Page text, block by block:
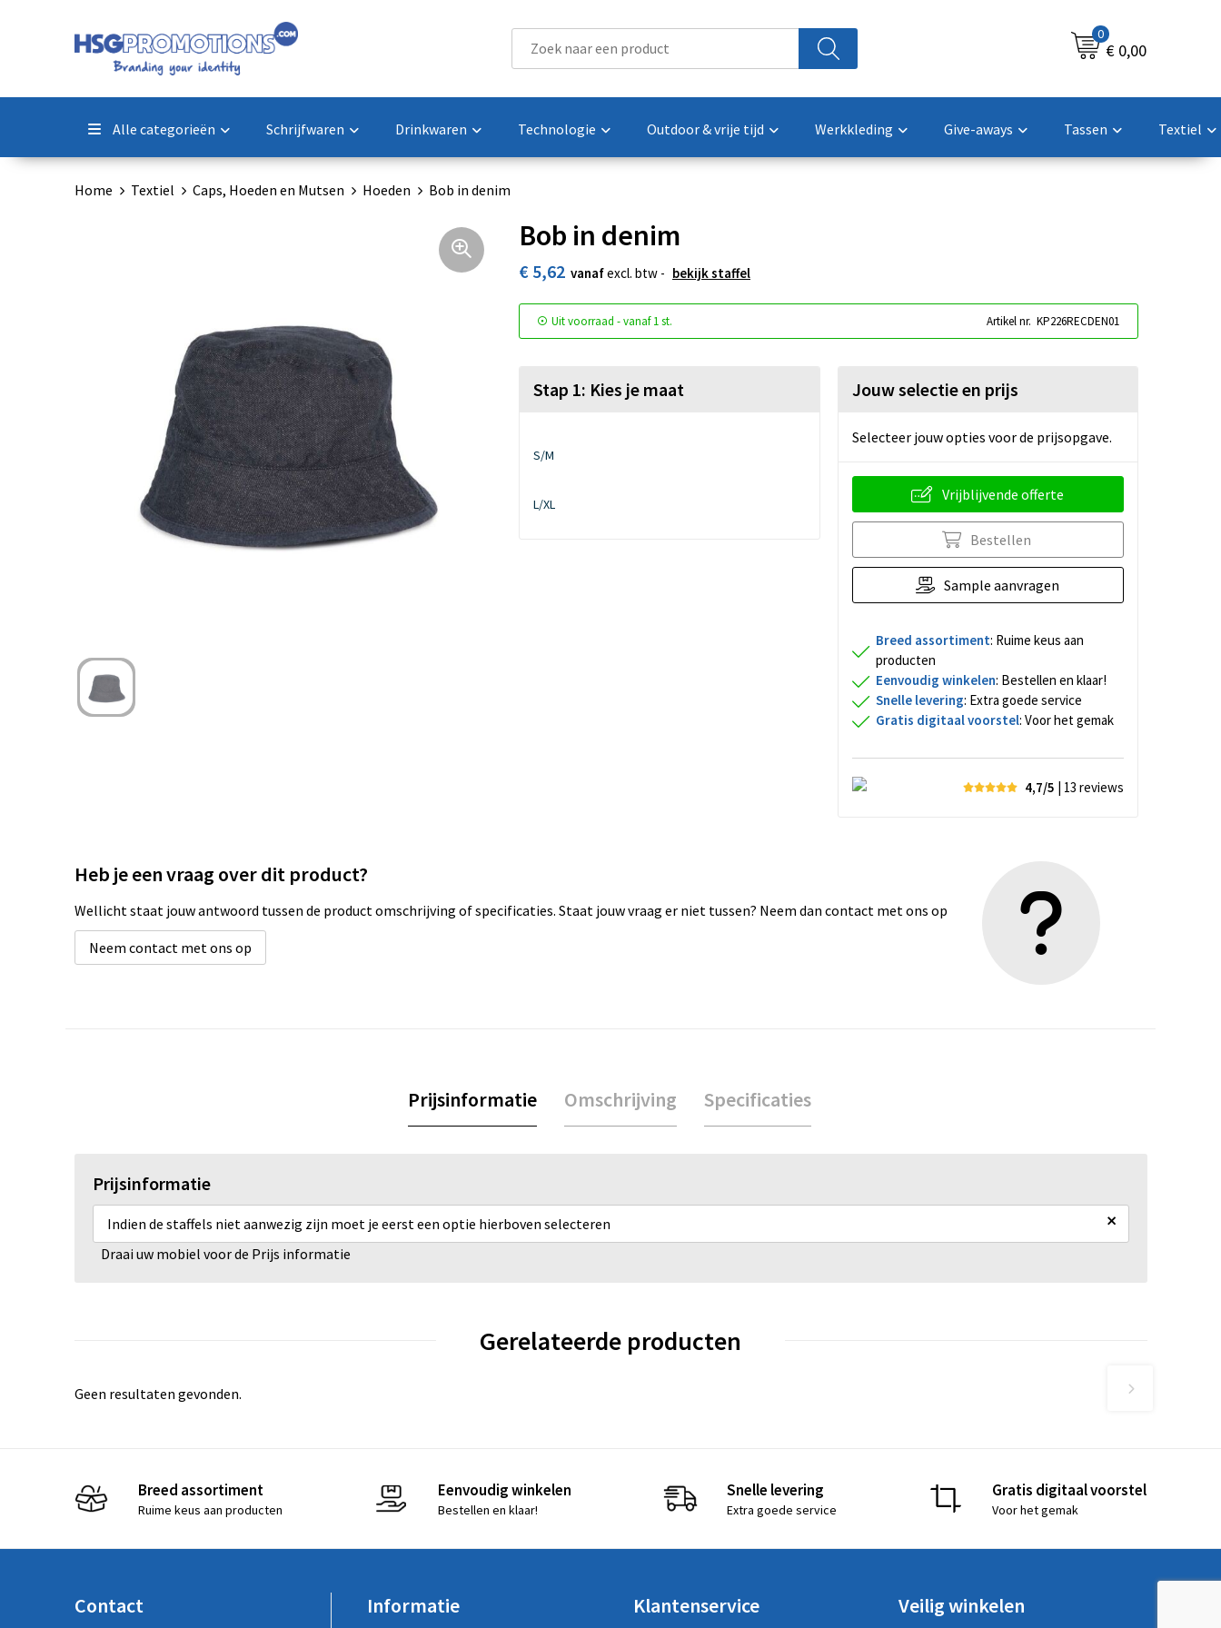
0
€ 0,00
Alle categorieën Schrijfwaren Drinkwaren Technologie Outdoor & vrije tijd Werkkleding Give-aways Tassen Textiel
Home Textiel Caps, Hoeden en Mutsen Hoeden Bob in denim
Bob in denim
€ 5,62 vanafexcl. btw - bekijk staffel
Uit voorraad -vanaf1 st. Artikel nr. KP226RECDEN01
Stap 1: Kies je maat
S/M
L/XL
Jouw selectie en prijs
Selecteer jouw opties voor de prijsopgave.
Vrijblijvende offerte
Bestellen
Sample aanvragen
Breed assortiment: Ruime keus aan
producten
Eenvoudig winkelen: Bestellen en klaar!
Snelle levering: Extra goede service
Gratis digitaal voorstel: Voor het gemak
4,7/5 | 13 reviews
Heb je een vraag over dit product?
Wellicht staat jouw antwoord tussen de product omschrijving of specificaties. Staat jouw vraag er niet tussen? Neem dan contact met ons op
Neem contact met ons op
Prijsinformatie Omschrijving Specificaties
Prijsinformatie
Indien de staffels niet aanwezig zijn moet je eerst een optie hierboven selecteren ×
Draai uw mobiel voor de Prijs informatie
Gerelateerde producten
Geen resultaten gevonden.
Breed assortiment
Ruime keus aan producten
Eenvoudig winkelen
Bestellen en klaar!
Snelle levering
Extra goede service
Gratis digitaal voorstel
Voor het gemak
Contact Informatie Klantenservice Veilig winkelen